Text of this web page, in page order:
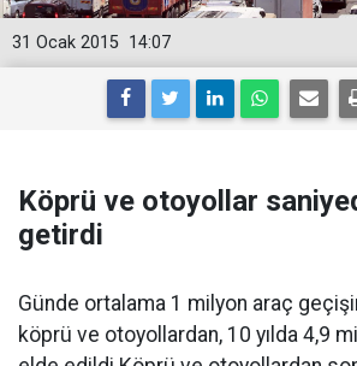
14:07
31 Ocak 2015
Köprü ve otoyollar
getirdi
Günde ortalama 1 milyon araç
köprü ve otoyollardan, 10 yılda 4,9